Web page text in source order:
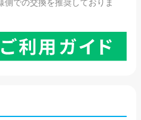
での交換を推奨しておりま